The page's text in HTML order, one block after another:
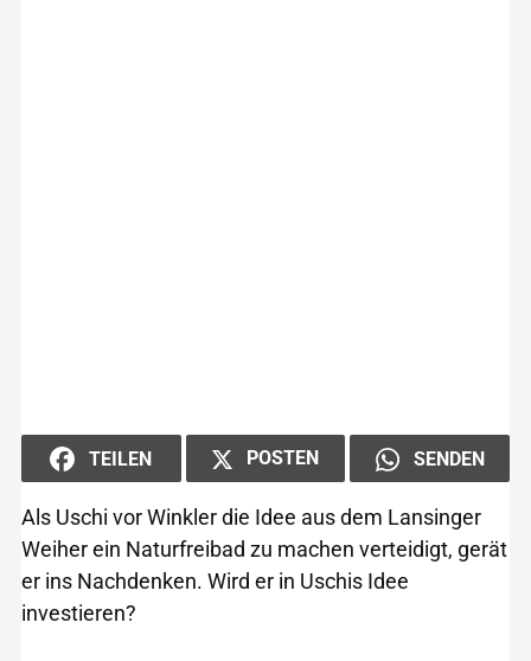
TEILEN POSTEN SENDEN
Als Uschi vor Winkler die Idee aus dem Lansinger
Weiher ein Naturfreibad zu machen verteidigt, gerät
er ins Nachdenken. Wird er in Uschis Idee
investieren?